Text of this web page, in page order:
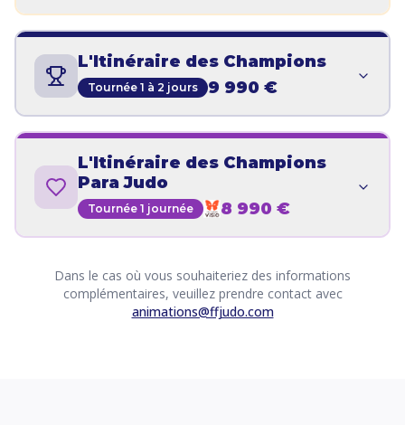
L'Itinéraire des Champions
Tournée 1 à 2 jours 9 990 €
L'Itinéraire des Champions
Para Judo
Tournée 1 journée 8 990 €
Dans le cas où vous souhaiteriez des informations
complémentaires, veuillez prendre contact avec
animations@ffjudo.com